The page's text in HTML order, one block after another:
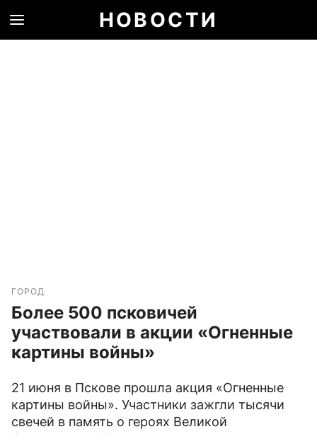
НОВОСТИ
ГОРОД
Более 500 псковичей
участвовали в акции «Огненные
картины войны»
21 июня в Пскове прошла акция «Огненные
картины войны». Участники зажгли тысячи
свечей в память о героях Великой